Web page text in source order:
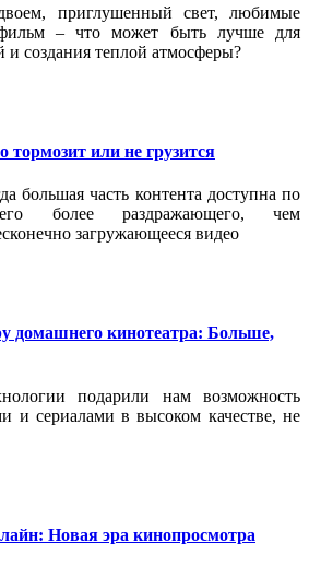
приглушенный свет, любимые
– что может быть лучше для
создания теплой атмосферы?
тормозит или не грузится
большая часть контента доступна по
более раздражающего, чем
загружающееся видео
домашнего кинотеатра: Больше,
подарили нам возможность
и сериалами в высоком качестве, не
Новая эра кинопросмотра